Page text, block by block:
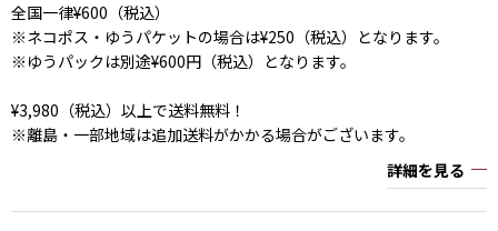
全国一律¥600（税込）
※ネコポス・ゆうパケットの場合は¥250（税込）となります。
※ゆうパックは別途¥600円（税込）となります。
¥3,980（税込）以上で送料無料！
※離島・一部地域は追加送料がかかる場合がございます。
詳細を見る